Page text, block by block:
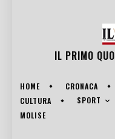
IL PRIMO
HOME CRONACA
CULTURA
SPORT
MOLISE